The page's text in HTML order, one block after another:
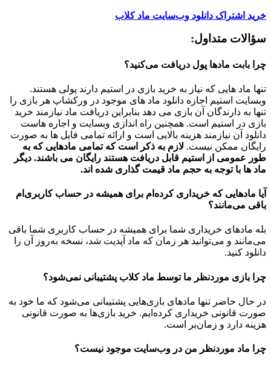
خرید اشتراک دانلود وب‌سایت ماد کلاب
سؤالات متداول:
چرا بابت مادها پول دریافت می‌کنید؟
تنها ماد هایی که نیاز به خرید بازی در استیم دارند پولی هستند.
وبسایت استیم اجازه دانلود ماد های موجود در ورکشاپ هر بازی را
تنها به دارندگان آن بازی می دهد بنابراین دریافت ماد نیازمند خرید
بازی در استیم است. همچنین راه اندازی وبسایت و اجاره هاست
دانلود آن نیازمند هزینه بالایی است و ارائه تمامی فایل ها به صورت
رایگان ممکن نیست. لازم به ذکر است که تمامی مادهایی که به
طور عمومی از استیم قابل دریافت هستند رایگان می باشند. دیگر
ماد ها با توجه به حجم ماد قیمت گذاری شده اند.
آیا مادهایی که خریداری کرده‌ام برای همیشه در حساب‌ کاربری‌ام
باقی می‌مانند؟
بله مادهای خریداری شما برای همیشه در حساب کاربری شما باقی
می‌مانند و می‌توانید هر زمان که ماد آپدیت شد، نسخه به‌روز آن را
دانلود کنید.
چرا بازی موردنظر ما توسط ماد کلاب پشتیبانی نمی‌شود؟
در حال حاضر تنها مادهای بازی‌هایی پشتیبانی می‌شود که ما خود به
صورت قانونی خریداری کرده‌ایم. خرید بازی‌ها به صورت قانونی
هزینه دارد و زمان‌بر است.
چرا ماد موردنظر من در وب‌سایت موجود نیست؟